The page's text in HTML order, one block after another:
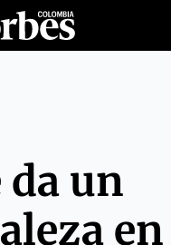
da un
en